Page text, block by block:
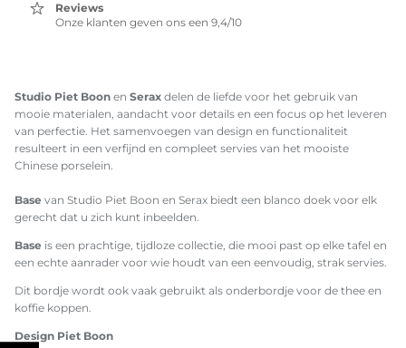
Reviews
Onze klanten geven ons een 9,4/10
Studio Piet Boon en Serax delen de liefde voor het gebruik van
mooie materialen, aandacht voor details en een focus op het leveren
van perfectie. Het samenvoegen van design en functionaliteit
resulteert in een verfijnd en compleet servies van het mooiste
Chinese porselein.
Base van Studio Piet Boon en Serax biedt een blanco doek voor elk
gerecht dat u zich kunt inbeelden.
Base is een prachtige, tijdloze collectie, die mooi past op elke tafel en
een echte aanrader voor wie houdt van een eenvoudig, strak servies.
Dit bordje wordt ook vaak gebruikt als onderbordje voor de thee en
koffie koppen.
Design Piet Boon